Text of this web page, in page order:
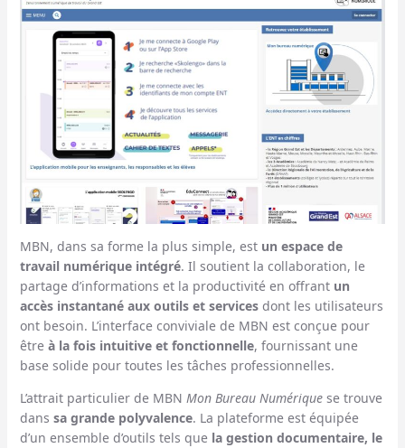
MBN, dans sa forme la plus simple, est un espace de
travail numérique intégré. Il soutient la collaboration, le
partage d’informations et la productivité en offrant un
accès instantané aux outils et servicesdont les utilisateurs
ont besoin. L’interface conviviale de MBN est conçue pour
être à la fois intuitive et fonctionnelle, fournissant une
base solide pour toutes les tâches professionnelles.
L’attrait particulier de MBN Mon Bureau Numériquese trouve
dans sa grande polyvalence. La plateforme est équipée
d’un ensemble d’outils tels que la gestion documentaire, le